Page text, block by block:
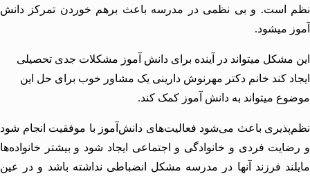
است. و بی نظمی در مدرسه باعث برهم خوردن تمرکز دانش
میشود.
مشکل میتواند در آینده برای دانش آموز مشکلات جدی تحصیلی
کند خانم دکتر مهرنوش دارینی یکمشاور خوببرای حل این
میتواند به دانش آموز کمک کند.
باعث می‌شود فعالیت‌های دانش‌آموز با موفقیت انجام شود
فردی و خانوادگی و اجتماعی ایجاد شود و بیشتر خانواده‌ها
فرزند آنها در مدرسه مشكل انضباطی نداشته باشد و در عین